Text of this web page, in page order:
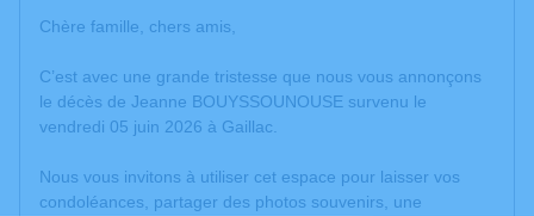
Chère famille, chers amis,
C’est avec une grande tristesse que nous vous annonçons
le décès de Jeanne BOUYSSOUNOUSE survenu le
vendredi 05 juin 2026 à Gaillac.
Nous vous invitons à utiliser cet espace pour laisser vos
condoléances, partager des photos souvenirs, une